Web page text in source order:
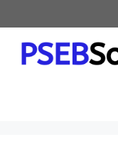
to
content